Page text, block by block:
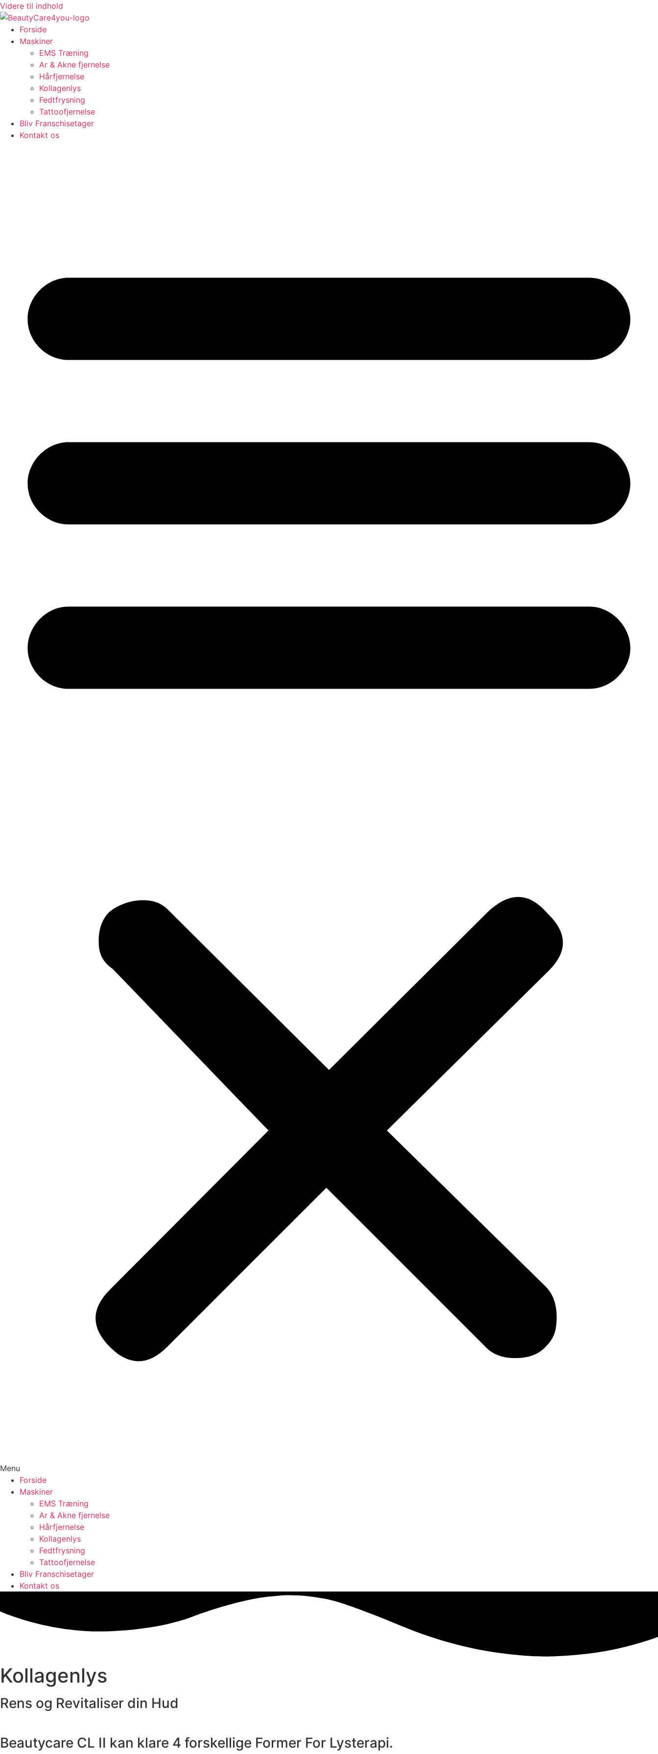
Videre til indhold
Forside
Maskiner
EMS Træning
Ar & Akne fjernelse
Hårfjernelse
Kollagenlys
Fedtfrysning
Tattoofjernelse
Bliv Franschisetager
Kontakt os
Menu
Forside
Maskiner
EMS Træning
Ar & Akne fjernelse
Hårfjernelse
Kollagenlys
Fedtfrysning
Tattoofjernelse
Bliv Franschisetager
Kontakt os
Kollagenlys
Rens og Revitaliser din Hud
Beautycare CL II kan klare 4 forskellige Former For Lysterapi.​